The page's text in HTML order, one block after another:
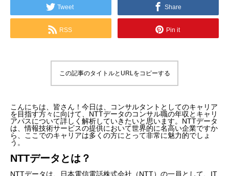
Tweet Share
RSS Pin it
この記事のタイトルとURLをコピーする
こんにちは、皆さん！今日は、コンサルタントとしてのキャリア
を目指す方々に向けて、NTTデータのコンサル職の年収とキャリ
アパスについて詳しく解析していきたいと思います。NTTデータ
は、情報技術サービスの提供において世界的に名高い企業ですか
ら、ここでのキャリアは多くの方にとって非常に魅力的でしょ
う。
NTTデータとは？
NTTデータは、日本電信電話株式会社（NTT）の一員として、IT